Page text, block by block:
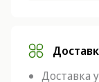
Доставка